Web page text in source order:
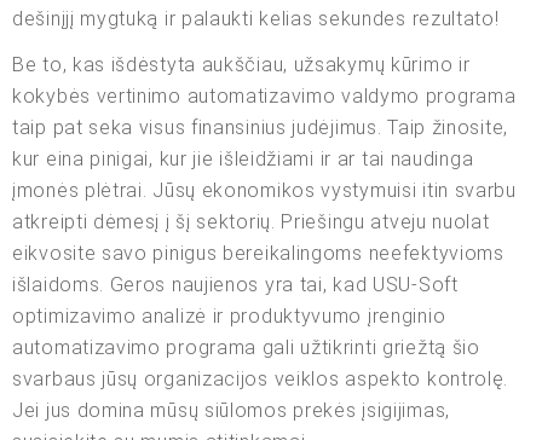
dešinįjį mygtuką ir palaukti kelias sekundes rezultato!
Be to, kas išdėstyta aukščiau, užsakymų kūrimo ir
kokybės vertinimo automatizavimo valdymo programa
taip pat seka visus finansinius judėjimus. Taip žinosite,
kur eina pinigai, kur jie išleidžiami ir ar tai naudinga
įmonės plėtrai. Jūsų ekonomikos vystymuisi itin svarbu
atkreipti dėmesį į šį sektorių. Priešingu atveju nuolat
eikvosite savo pinigus bereikalingoms neefektyvioms
išlaidoms. Geros naujienos yra tai, kad USU-Soft
optimizavimo analizė ir produktyvumo įrenginio
automatizavimo programa gali užtikrinti griežtą šio
svarbaus jūsų organizacijos veiklos aspekto kontrolę.
Jei jus domina mūsų siūlomos prekės įsigijimas,